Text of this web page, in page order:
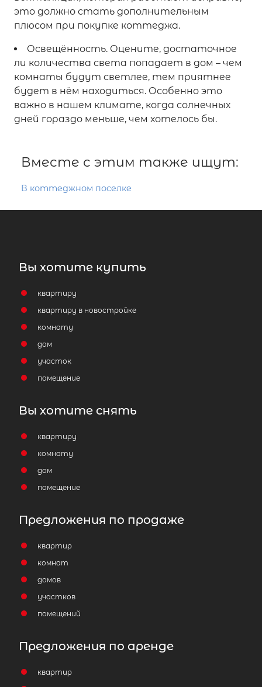
это должно стать дополнительным
плюсом при покупке коттеджа.
Освещённость. Оцените, достаточное
ли количества света попадает в дом – чем
комнаты будут светлее, тем приятнее
будет в нём находиться. Особенно это
важно в нашем климате, когда солнечных
дней гораздо меньше, чем хотелось бы.
Вместе с этим также ищут:
В коттеджном поселке
Вы хотите купить
квартиру
квартиру в новостройке
комнату
дом
участок
помещение
Вы хотите снять
квартиру
комнату
дом
помещение
Предложения по продаже
квартир
комнат
домов
участков
помещений
Предложения по аренде
квартир